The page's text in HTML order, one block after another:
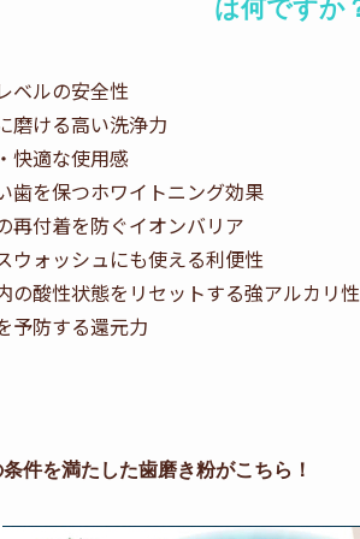
は何ですか
ベルの安全性
磨ける高い洗浄力
快適な使用感
歯を保つホワイトニング効果
再付着を防ぐイオンバリア
ウォッシュにも使える利便性
の酸性状態をリセットする強アルカリ性
予防する還元力
件を満たした歯磨き粉がこちら！